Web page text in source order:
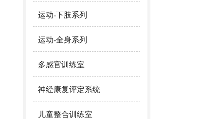
运动-下肢系列
运动-全身系列
多感官训练室
神经康复评定系统
儿童整合训练室